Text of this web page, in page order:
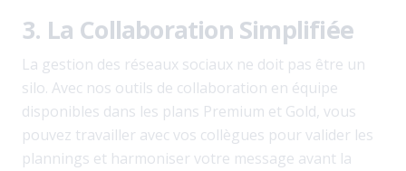
3. La Collaboration Simplifiée
La gestion des réseaux sociaux ne doit pas être un
silo. Avec nos outils de collaboration en équipe
disponibles dans les plans Premium et Gold, vous
pouvez travailler avec vos collègues pour valider les
plannings et harmoniser votre message avant la